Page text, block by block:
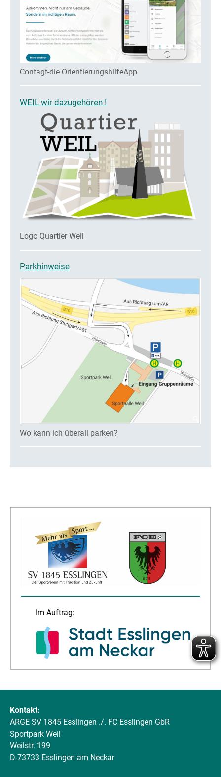
Contagt-die OrientierungshilfeApp
WEIL wir dazugehören !
Logo Quartier Weil
Parkhinweise
Wo kann ich überall parken?
Im Auftrag:
Kontakt:
ARGE SV 1845 Esslingen ./. FC Esslingen GbR
Sportpark Weil
Weilstr. 199
D-73733 Esslingen am Neckar